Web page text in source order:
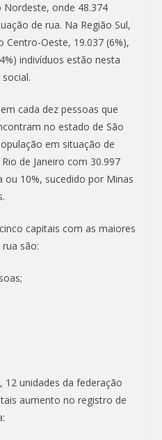
Nordeste, onde 48.374
de rua. Na Região Sul,
Centro-Oeste, 19.037 (6%),
indivíduos estão nesta
cada dez pessoas que
no estado de São
em situação de
de Janeiro com 30.997
10%, sucedido por Minas
capitais com as maiores
são:
12 unidades da federação
aumento no registro de